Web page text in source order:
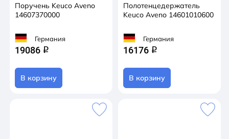
Поручень Keuco Aveno
14607370000
Германия
19086 q
В корзину
Полотенцедержатель
Keuco Aveno 14601010600
Германия
16176 q
В корзину